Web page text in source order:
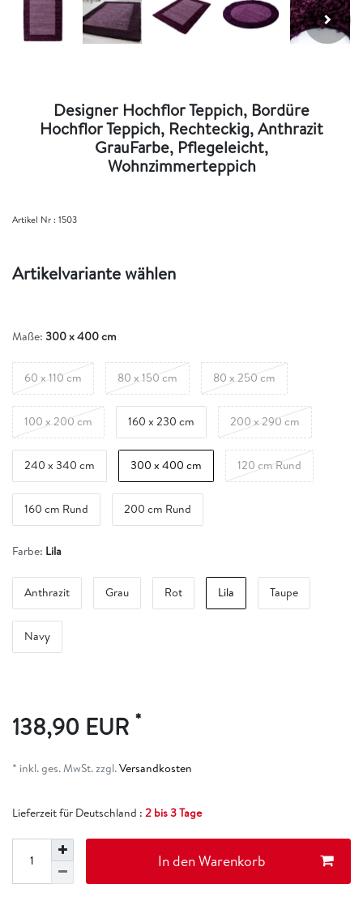
Designer Hochflor Teppich, Bordüre
Hochflor Teppich, Rechteckig, Anthrazit
GrauFarbe, Pflegeleicht,
Wohnzimmerteppich
Artikel Nr :1503
Artikelvariante wählen
Maße: 300 x 400 cm
60 x 110 cm 80 x 150 cm 80 x 250 cm
100 x 200 cm 160 x 230 cm 200 x 290 cm
240 x 340 cm 300 x 400 cm 120 cm Rund
160 cm Rund 200 cm Rund
Farbe: Lila
Anthrazit Grau Rot Lila Taupe
Navy
138,90 EUR *
* inkl. ges. MwSt. zzgl.Versandkosten
Lieferzeit für Deutschland : 2 bis 3 Tage
In den Warenkorb